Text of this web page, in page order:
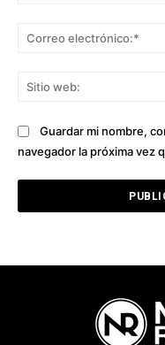
Guardar mi nombre,
navegador la próxima vez